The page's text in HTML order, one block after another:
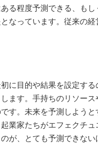
る程度予測できる、も
なっています。従来の
に目的や結果を設定す
ます。手持ちのリソース
す。未来を予測しよう
業家たちがエフェクチ
が、とても予測できな